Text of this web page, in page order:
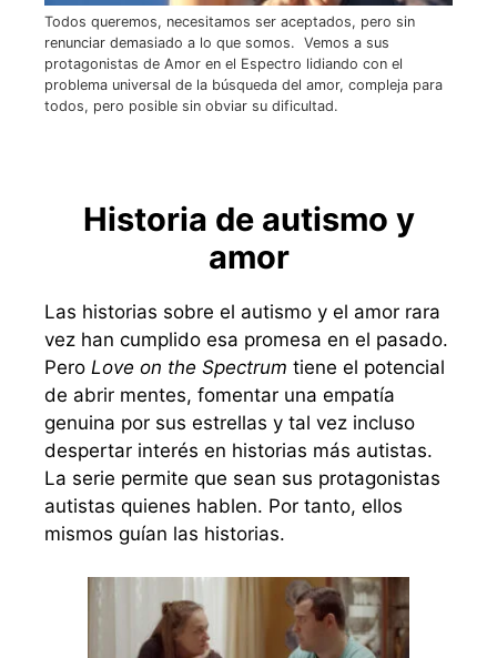
Todos queremos, necesitamos ser aceptados, pero sin
renunciar demasiado a lo que somos. Vemos a sus
protagonistas de Amor en el Espectro lidiando con el
problema universal de la búsqueda del amor, compleja para
todos, pero posible sin obviar su dificultad.
Historia de autismo y
amor
Las historias sobre el autismo y el amor rara
vez han cumplido esa promesa en el pasado.
Pero Love on the Spectrum tiene el potencial
de abrir mentes, fomentar una empatía
genuina por sus estrellas y tal vez incluso
despertar interés en historias más autistas.
La serie permite que sean sus protagonistas
autistas quienes hablen. Por tanto, ellos
mismos guían las historias.